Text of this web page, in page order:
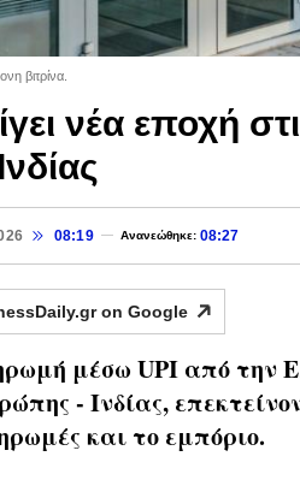
βιτρίνα.
νέα εποχή
08:19 Ανανεώθηκε:08:27
on Google
μέσω UPI από την
- Ινδίας,
και το εμπόριο.